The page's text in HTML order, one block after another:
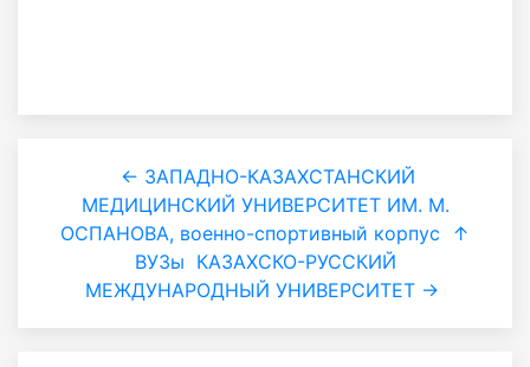
← ЗАПАДНО-КАЗАХСТАНСКИЙ
МЕДИЦИНСКИЙ УНИВЕРСИТЕТ ИМ. М.
ОСПАНОВА, военно-спортивный корпус
↑
ВУЗы КАЗАХСКО-РУССКИЙ
МЕЖДУНАРОДНЫЙ УНИВЕРСИТЕТ →